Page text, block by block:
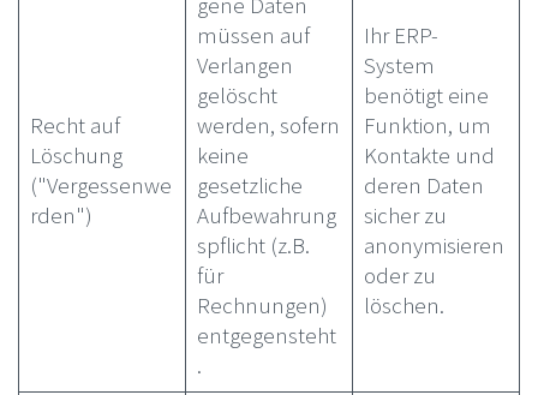
Recht auf
Löschung
("Vergessenwe
rden")
müssen auf
Verlangen
gelöscht
werden, sofern
keine
gesetzliche
Aufbewahrung
spflicht (z.B.
für
Rechnungen)
entgegensteht
.
Ihr ERP-
System
benötigt eine
Funktion, um
Kontakte und
deren Daten
sicher zu
anonymisieren
oder zu
löschen.